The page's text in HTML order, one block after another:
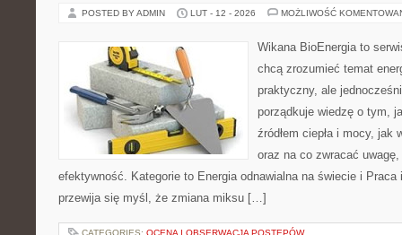
POSTED BY ADMIN LUT - 12 - 2026 MOŻLIWOŚĆ
Wikana BioEnergia to
chcą zrozumieć temat
praktyczny, ale
porządkuje wiedzę o tym,
źródłem ciepła i mocy,
oraz na co zwracać
efektywność. Kategorie to Energia odnawialna na świecie i
przewija się myśl, że zmiana miksu […]
CATEGORIES: OCENA I OBSERWACJA POSTĘPÓW